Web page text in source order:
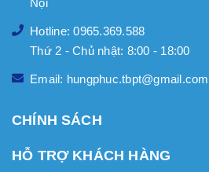
Nội
Hotline: 0965.369.588
Thứ 2 - Chủ nhật: 8:00 - 18:00
Email: hungphuc.tbpt@gmail.com
CHÍNH SÁCH
HỖ TRỢ KHÁCH HÀNG